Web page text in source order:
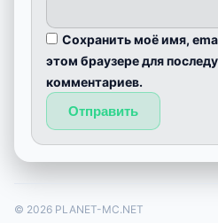
Сохранить моё имя,
этом браузере для
комментариев.
© 2026 PLANET-MC.NET